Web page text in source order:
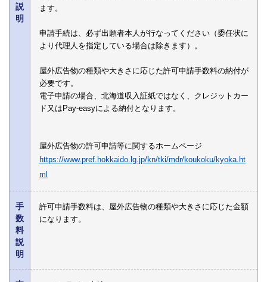
説
明
ます。
申請手続は、必ず出願者本人が行なってください（委任状に
より代理人を指定している場合は除きます）。
屋外広告物の種類や大きさに応じた許可申請手数料の納付が
必要です。
電子申請の場合、北海道収入証紙ではなく、クレジットカー
ド又はPay-easyによる納付となります。
屋外広告物の許可申請等に関するホームページ
https://www.pref.hokkaido.lg.jp/kn/tki/mdr/koukoku/kyoka.ht
ml
手
数
料
説
明
許可申請手数料は、屋外広告物の種類や大きさに応じた金額
になります。